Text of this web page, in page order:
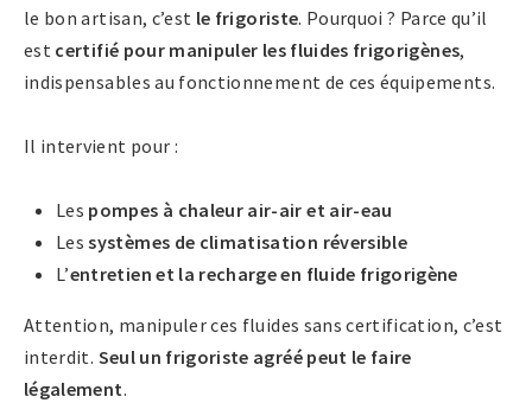
le bon artisan, c’est le frigoriste. Pourquoi ? Parce qu’il
est certifié pour manipuler les fluides frigorigènes,
indispensables au fonctionnement de ces équipements.
Il intervient pour :
Les pompes à chaleur air-air et air-eau
Lessystèmes de climatisation réversible
L’entretien et la recharge en fluide frigorigène
Attention, manipuler ces fluides sans certification, c’est
interdit. Seul un frigoriste agréé peut le faire
légalement.